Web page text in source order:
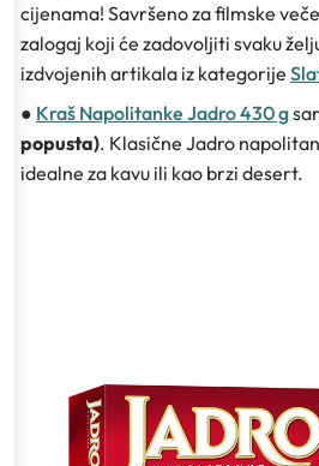
cijenama! Savršeno za filmske
zalogaj koji će zadovoljiti svaku
izdvojenih artikala iz kategorije
● Kraš Napolitanke Jadro 430 g
popusta). Klasične Jadro
idealne za kavu ili kao brzi desert.